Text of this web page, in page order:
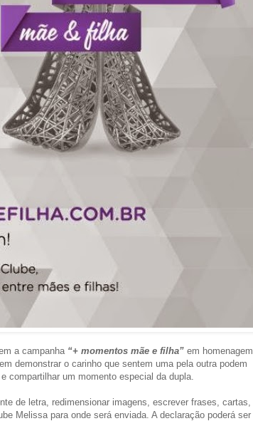
a campanha “+ momentos mãe e filha” em homenagem
demonstrar o carinho que sentem uma pela outra podem
compartilhar um momento especial da dupla.
de letra, redimensionar imagens, escrever frases, cartas,
Melissa para onde será enviada. A declaração poderá ser